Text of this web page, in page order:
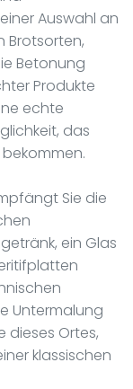
Auswahl an
Brotsorten,
Betonung
Produkte
echte
das
Sie die
ein Glas
Untermalung
Ortes,
klassischen